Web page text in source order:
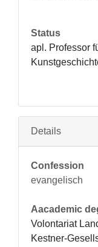
Status
apl. Professor
Details
Confession
evangelisch
Aacademic
Volontariat
Kestner-